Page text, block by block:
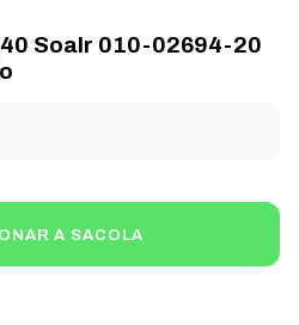
Soalr 010-02694-20
A SACOLA